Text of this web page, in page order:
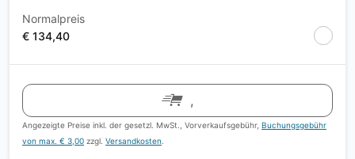
Normalpreis
€ 134,40
,
Angezeigte Preise inkl. der gesetzl. MwSt., Vorverkaufsgebühr, Buchungsgebühr
von max. € 3,00 zzgl. Versandkosten